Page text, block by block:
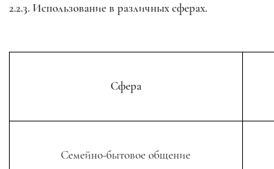
2.2.3. Использование в различных сферах.
Сфера
Семейно-бытовое общение